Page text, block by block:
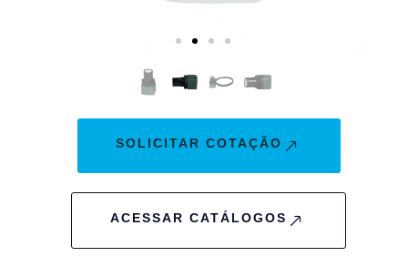
SOLICITAR COTAÇÃO
ACESSAR CATÁLOGOS